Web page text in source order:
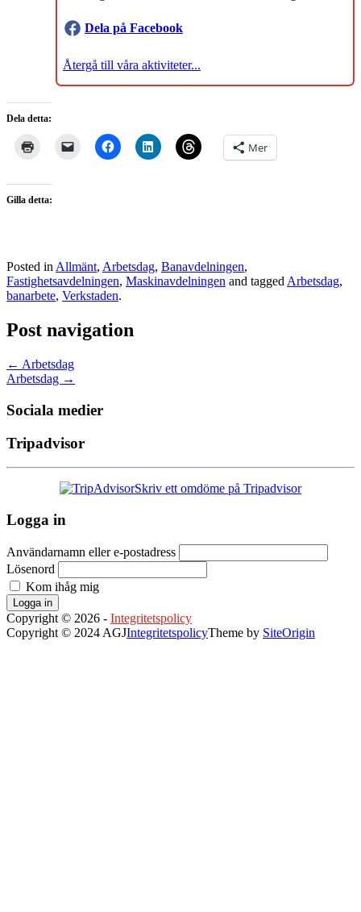
Dela på Facebook
Återgå till våra aktiviteter...
Dela detta:
Mer
Gilla detta:
Posted in Allmänt, Arbetsdag, Banavdelningen,
Fastighetsavdelningen, Maskinavdelningen and tagged Arbetsdag,
banarbete, Verkstaden.
Post navigation
← Arbetsdag
Arbetsdag →
Sociala medier
Tripadvisor
Skriv ett omdöme på Tripadvisor
Logga in
Användarnamn eller e-postadress
Lösenord
Kom ihåg mig
Logga in
Copyright © 2026 - Integritetspolicy
Copyright © 2024 AGJIntegritetspolicyTheme by SiteOrigin